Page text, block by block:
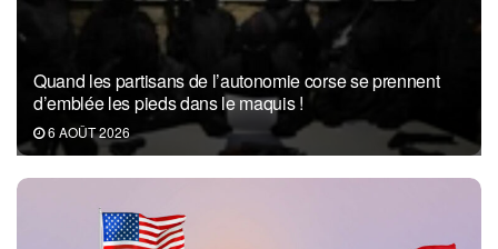
Quand les partisans de l’autonomie corse se prennent
d’emblée les pieds dans le maquis !
6 AOÛT 2026